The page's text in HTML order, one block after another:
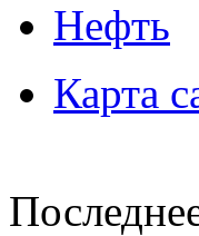
Нефть
Карта